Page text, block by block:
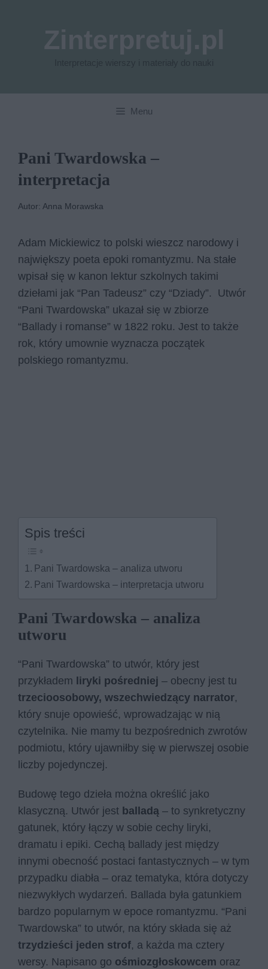
Menu
Pani Twardowska –
interpretacja
Autor: Anna Morawska
Adam Mickiewicz to polski wieszcz narodowy i
największy poeta epoki romantyzmu. Na stałe
wpisał się w kanon lektur szkolnych takimi
dziełami jak “Pan Tadeusz” czy “Dziady”. Utwór
“Pani Twardowska” ukazał się w zbiorze
“Ballady i romanse” w 1822 roku. Jest to także
rok, który umownie wyznacza początek
polskiego romantyzmu.
Spis treści
Pani Twardowska – analiza utworu
Pani Twardowska – interpretacja utworu
Pani Twardowska – analiza
utworu
“Pani Twardowska” to utwór, który jest
przykładem liryki pośredniej – obecny jest tu
trzecioosobowy, wszechwiedzący narrator,
który snuje opowieść, wprowadzając w nią
czytelnika. Nie mamy tu bezpośrednich zwrotów
podmiotu, który ujawniłby się w pierwszej osobie
liczby pojedynczej.
Budowę tego dzieła można określić jako
klasyczną. Utwór jest balladą – to synkretyczny
gatunek, który łączy w sobie cechy liryki,
dramatu i epiki. Cechą ballady jest między
innymi obecność postaci fantastycznych – w tym
przypadku diabła – oraz tematyka, która dotyczy
niezwykłych wydarzeń. Ballada była gatunkiem
bardzo popularnym w epoce romantyzmu. “Pani
Twardowska” to utwór, na który składa się aż
trzydzieści jeden strof, a każda ma cztery
wersy. Napisano go ośmiozgłoskowcem oraz